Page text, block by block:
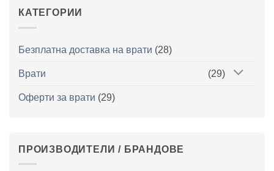
КАТЕГОРИИ
Безплатна доставка на врати (28)
Врати (29)
Оферти за врати (29)
ПРОИЗВОДИТЕЛИ / БРАНДОВЕ